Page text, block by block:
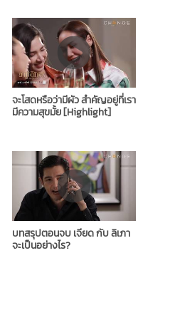
จะโสดหรือว่ามีผัว สำคัญอยู่ที่เรา
มีความสุขมั้ย [Highlight]
บทสรุปตอนจบ เจียด กับ ลิเภา
จะเป็นอย่างไร?​